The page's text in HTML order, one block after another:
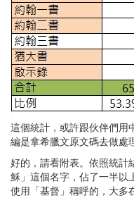
這個統計，或許跟伙伴們用
編是拿希臘文原文碼去做處
好的，請看附表。依照統計
穌」這個名字，佔了一半以
使用「基督」稱呼的，大多